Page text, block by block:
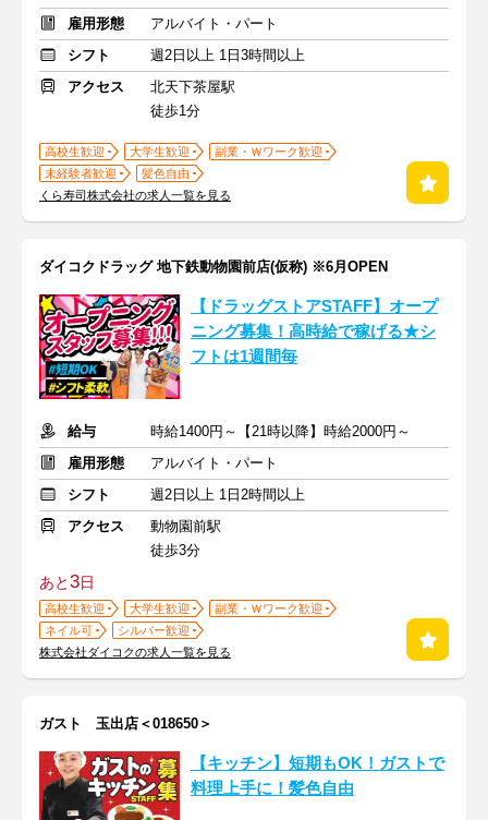
雇用形態
アルバイト・パート
シフト
週2日以上 1日3時間以上
アクセス
北天下茶屋駅
徒歩1分
高校生歓迎 大学生歓迎
副業・Ｗワーク歓迎
未経験者歓迎
髪色自由
くら寿司株式会社の求人一覧を見る
ダイコクドラッグ 地下鉄動物園前店(仮称) ※6月OPEN
【ドラッグストアSTAFF】オープ
ニング募集！高時給で稼げる★シ
フトは1週間毎
給与
時給1400円～【21時以降】時給2000円～
雇用形態
アルバイト・パート
シフト
週2日以上 1日2時間以上
アクセス
動物園前駅
徒歩3分
あと3日
高校生歓迎 大学生歓迎
副業・Ｗワーク歓迎
ネイル可
シルバー歓迎
株式会社ダイコクの求人一覧を見る
ガスト 玉出店＜018650＞
【キッチン】短期もOK！ガストで
料理上手に！髪色自由